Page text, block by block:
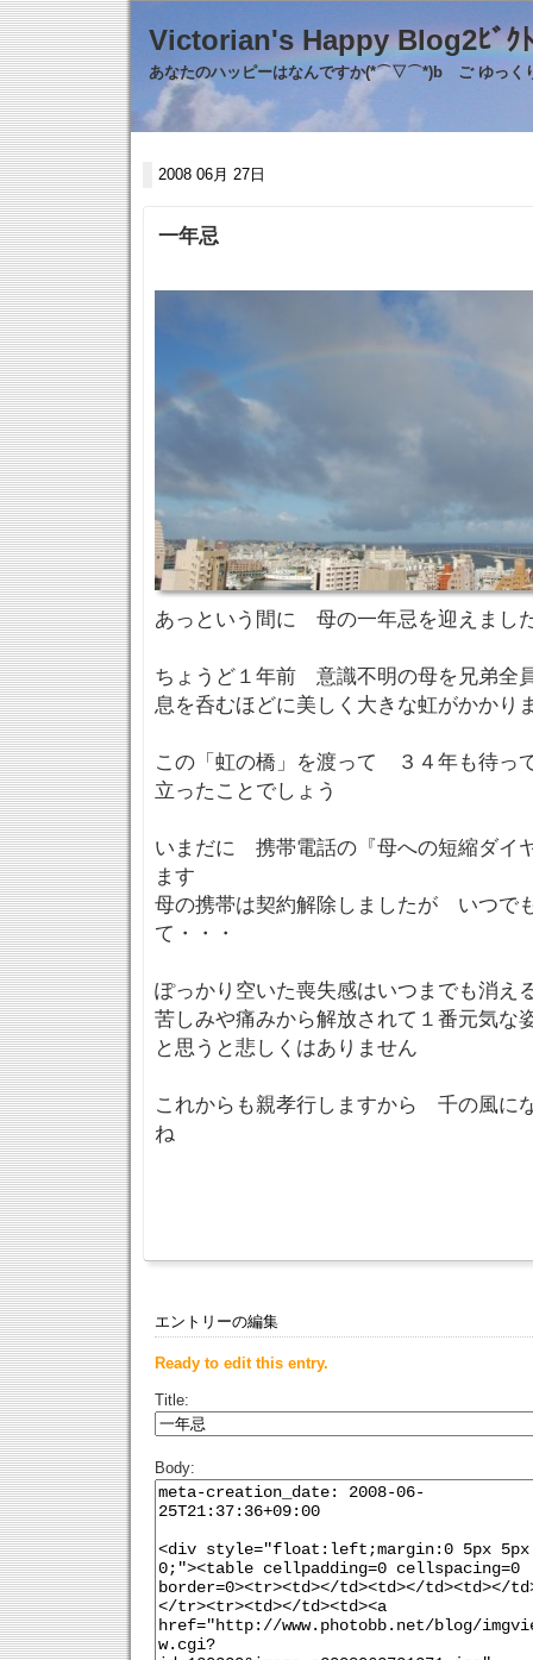
Victorian's Happy
あなたのハッピーはなんですか(*⌒▽⌒*)b ご ゆっく
2008 06月 27日
一年忌
あっという間に 母の一年忌を迎えまし
ちょうど１年前 意識不明の母を兄弟全
息を呑むほどに美しく大きな虹がかかり
この「虹の橋」を渡って ３４年も待っ
立ったことでしょう
いまだに 携帯電話の『母への短縮ダイ
ます
母の携帯は契約解除しましたが いつで
て・・・
ぽっかり空いた喪失感はいつまでも消え
苦しみや痛みから解放されて１番元気な
と思うと悲しくはありません
これからも親孝行しますから 千の風に
ね
エントリーの編集
Ready to edit this entry.
Title:
Body: